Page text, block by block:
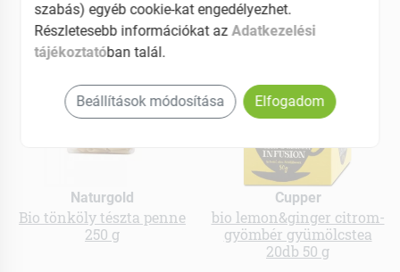
Naturgold
Bio tönköly tészta penne
250 g
ÚJ
Cupper
bio lemon&ginger citrom-
gyömbér gyümölcstea
20db 50 g
szabás) egyéb cookie-kat engedélyezhet.
Részletesebb információkat azAdatkezelési
tájékoztatóban talál.
Beállítások módosítása Elfogadom